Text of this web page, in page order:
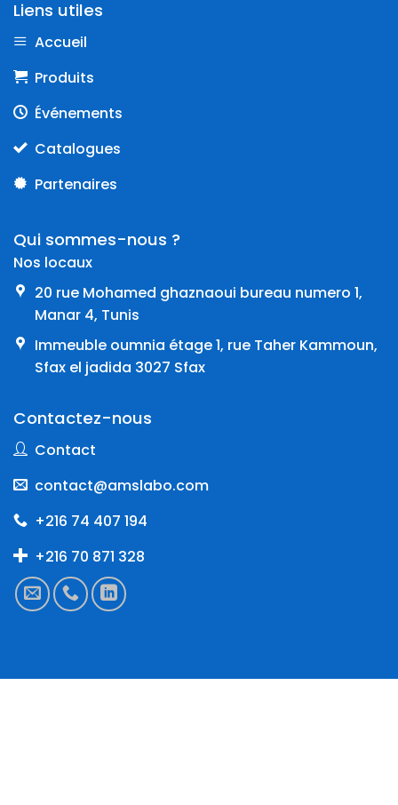
Liens utiles
Accueil
Produits
Événements
Catalogues
Partenaires
Qui sommes-nous ?
Nos locaux
20 rue Mohamed ghaznaoui bureau numero 1,
Manar 4, Tunis
Immeuble oumnia étage 1, rue Taher Kammoun,
Sfax el jadida 3027 Sfax
Contactez-nous
Contact
contact@amslabo.com
+216 74 407 194
+216 70 871 328